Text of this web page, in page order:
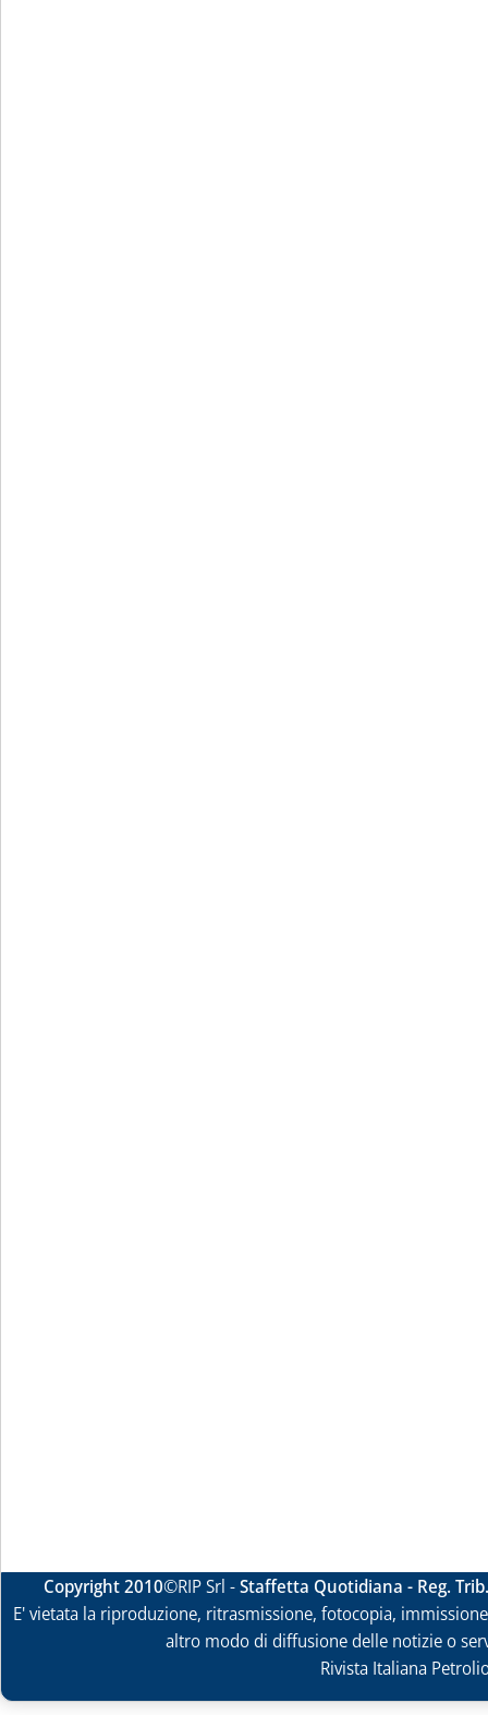
Copyright 2010©RIP Srl -Staffetta Quotidiana - Reg.
E' vietata la riproduzione, ritrasmissione, fotocopia,
altro modo di diffusione delle notizie o
Rivista Italiana